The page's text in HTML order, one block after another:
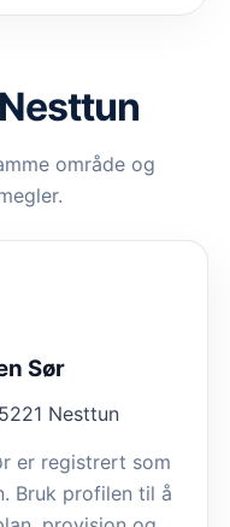
område og
Sør
Nesttun
er registrert som
Bruk profilen til å